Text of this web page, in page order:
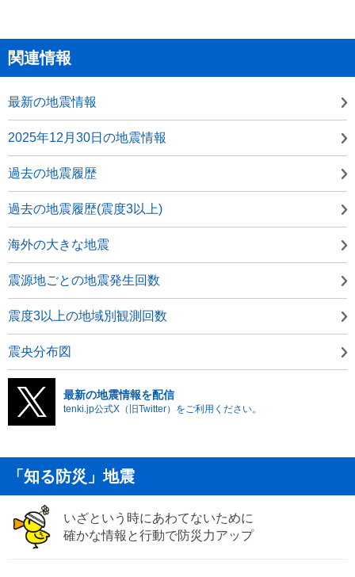
関連情報
最新の地震情報
2025年12月30日の地震情報
過去の地震履歴
過去の地震履歴(震度3以上)
海外の大きな地震
震源地ごとの地震発生回数
震度3以上の地域別観測回数
震央分布図
最新の地震情報を配信
tenki.jp公式X（旧Twitter）をご利用ください。
「知る防災」地震
いざという時にあわてないために
確かな情報と行動で防災力アップ